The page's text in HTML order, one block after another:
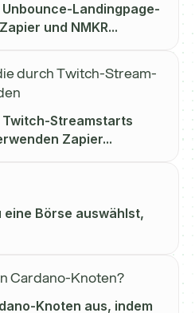
Landingpage-
und NMKR...
durch Twitch-Stream-
Streamstarts
Zapier...
eine Börse auswählst,
Cardano-Knoten?
Knoten aus, indem